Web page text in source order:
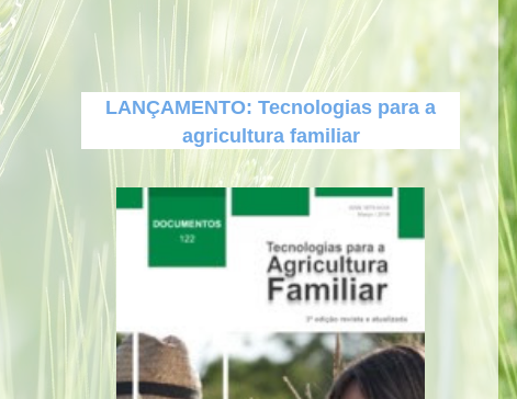
LANÇAMENTO: Tecnologias para a
agricultura familiar